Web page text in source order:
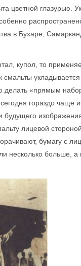
цветной глазурью.
в Бухаре,
купол, то
укладывается
делать «прямым
гораздо чаще
лицевой
бумагу с
несколько больше, а